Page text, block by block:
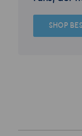
SHOP